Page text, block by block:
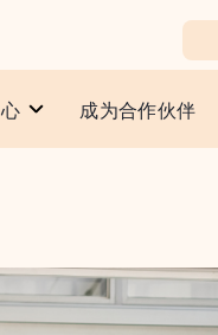
成为合作伙伴